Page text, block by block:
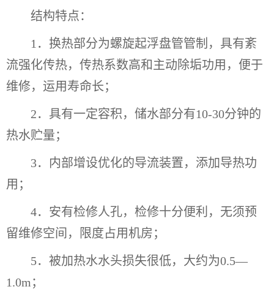
结构特点：
1．换热部分为螺旋起浮盘管管制，具有紊
流强化传热，传热系数高和主动除垢功用，便于
维修，运用寿命长；
2．具有一定容积，储水部分有10-30分钟的
热水贮量；
3．内部增设优化的导流装置，添加导热功
用；
4．安有检修人孔，检修十分便利，无须预
留维修空间，限度占用机房；
5．被加热水水头损失很低，大约为0.5—
1.0m；